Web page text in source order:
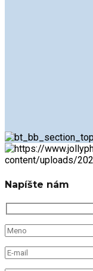
Napíšte nám